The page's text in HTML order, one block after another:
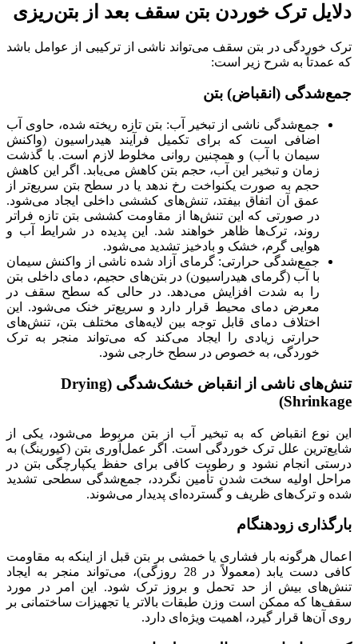
دلایل ترک خوردن بتن سقف بعد از بتن‌ریزی
ترک خوردگی در بتن سقف می‌تواند ناشی از ترکیبی از عوامل باشد
که عمدتاً به شرح زیر است:
جمع‌شدگی (انقباض) بتن
جمع‌شدگی ناشی از تبخیر آب: بتن تازه ریخته شده، حاوی آب
اضافی است که برای تکمیل فرآیند هیدراسیون (واکنش
سیمان با آب) و همچنین روانی مخلوط لازم است. با گذشت
زمان و تبخیر این آب، حجم بتن کاهش می‌یابد. اگر این کاهش
حجم به صورت یکنواخت رخ ندهد یا در سطح بتن سریع‌تر از
عمق آن اتفاق بیفتد، تنش‌های کششی داخلی ایجاد می‌شود.
در صورتی که این تنش‌ها از مقاومت کششی بتن تازه فراتر
روند، ترک‌ها ظاهر خواهند شد. این پدیده در شرایط آب و
هوایی گرم، خشک و بادخیز تشدید می‌شود.
جمع‌شدگی حرارتی: گرمای آزاد شده ناشی از واکنش سیمان
با آب (گرمای هیدراسیون) در بتن‌های حجیم، دمای داخلی بتن
را به شدت افزایش می‌دهد. در حالی که سطح سقف در
معرض دمای محیط قرار دارد و سریع‌تر خنک می‌شود. این
اختلاف دمای قابل توجه بین لایه‌های مختلف بتن، تنش‌های
حرارتی زیادی را ایجاد می‌کند که می‌تواند منجر به ترک
خوردگی، به خصوص در سطح خارجی شود.
تنش‌های ناشی از انقباض خشک‌شدگی (Drying
Shrinkage)
این نوع انقباض که به تبخیر آب از بتن مربوط می‌شود، یکی از
شایع‌ترین علل ترک خوردگی است. اگر عمل‌آوری بتن (کیورینگ) به
درستی انجام نشود و رطوبت کافی برای حفظ یکپارچگی بتن در
مراحل اولیه سخت شدن تأمین نگردد، جمع‌شدگی سطحی تشدید
شده و ترک‌های ظریف و گسترده‌ای پدیدار می‌شوند.
بارگذاری زودهنگام
اعمال هرگونه بار فشاری یا خمشی بر بتن قبل از اینکه به مقاومت
کافی دست یابد (معمولاً در 28 روزگی)، می‌تواند منجر به ایجاد
تنش‌های بیش از حد تحمل و بروز ترک شود. این امر در مورد
سقف‌ها که ممکن است وزن طبقات بالاتر یا تجهیزات ساختمانی بر
روی آن‌ها قرار گیرد، اهمیت ویژه‌ای دارد.